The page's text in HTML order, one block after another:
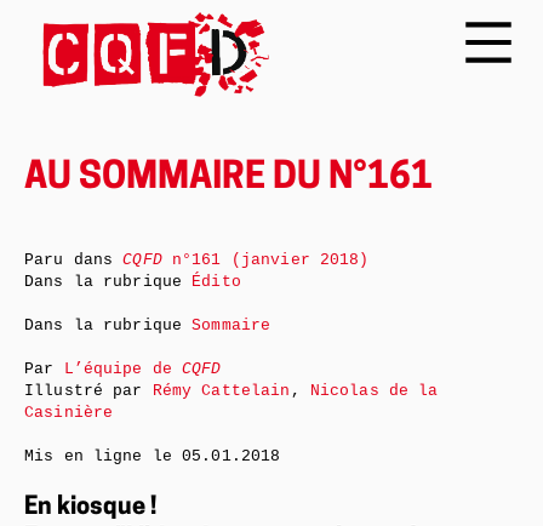
AU SOMMAIRE DU N°161
En kiosque !
Paru dansCQFDn°161 (janvier 2018)
Dans la rubrique Édito
Dans la rubriqueSommaire
Par L’équipe deCQFD
Illustré par Rémy Cattelain , Nicolas de la
Casinière
Mis en ligne le05.01.2018